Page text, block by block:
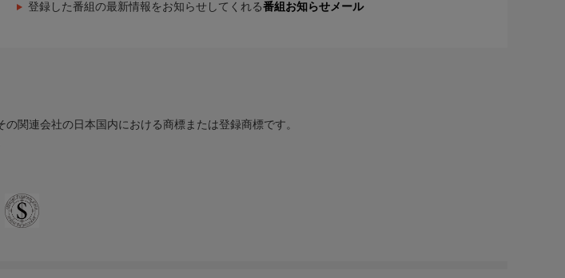
登録した番組の最新情報をお知らせしてくれる番組お知らせメール
関連会社の日本国内における商標または登録商標です。